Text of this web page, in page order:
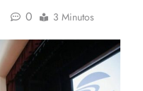
0 3 Minutos